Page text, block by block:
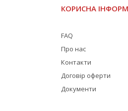
КОРИСНА
FAQ
Про нас
Контакти
Договір оферти
Документи